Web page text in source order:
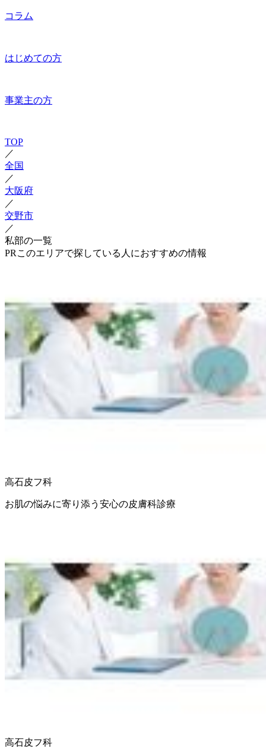
コラム
はじめての方
事業主の方
TOP
／
全国
／
大阪府
／
交野市
／
私部の一覧
PR このエリアで探している人におすすめの情報
高石皮フ科
お肌の悩みに寄り添う安心の皮膚科診療
高石皮フ科